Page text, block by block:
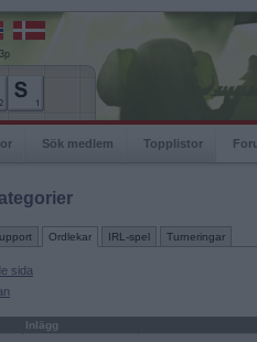
Sök medlem Topplistor
Ordlekar IRL-spel Turneringar
sida
Inlägg